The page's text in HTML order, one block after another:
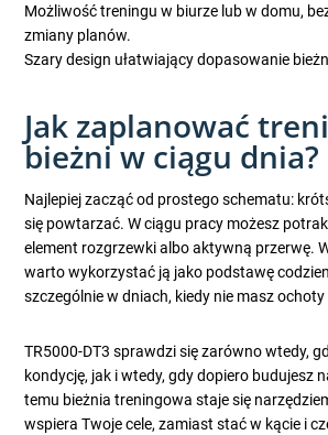
Możliwość treningu w biurze lub w domu,
zmiany planów.
Szary design ułatwiający dopasowanie
Jak zaplanować
bieżni w ciągu dnia?
Najlepiej zacząć od prostego schematu:
się powtarzać. W ciągu pracy możesz
element rozgrzewki albo aktywną przerwę.
warto wykorzystać ją jako podstawę
szczególnie w dniach, kiedy nie masz
TR5000-DT3 sprawdzi się zarówno wtedy,
kondycję, jak i wtedy, gdy dopiero budujesz
temu bieżnia treningowa staje się
wspiera Twoje cele, zamiast stać w kącie i